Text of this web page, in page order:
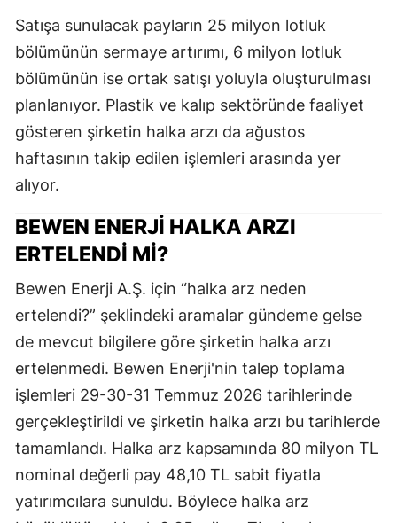
Satışa sunulacak payların 25 milyon lotluk
bölümünün sermaye artırımı, 6 milyon lotluk
bölümünün ise ortak satışı yoluyla oluşturulması
planlanıyor. Plastik ve kalıp sektöründe faaliyet
gösteren şirketin halka arzı da ağustos
haftasının takip edilen işlemleri arasında yer
alıyor.
BEWEN ENERJİ HALKA ARZI
ERTELENDİ Mİ?
Bewen Enerji A.Ş. için “halka arz neden
ertelendi?” şeklindeki aramalar gündeme gelse
de mevcut bilgilere göre şirketin halka arzı
ertelenmedi. Bewen Enerji'nin talep toplama
işlemleri 29-30-31 Temmuz 2026 tarihlerinde
gerçekleştirildi ve şirketin halka arzı bu tarihlerde
tamamlandı. Halka arz kapsamında 80 milyon TL
nominal değerli pay 48,10 TL sabit fiyatla
yatırımcılara sunuldu. Böylece halka arz